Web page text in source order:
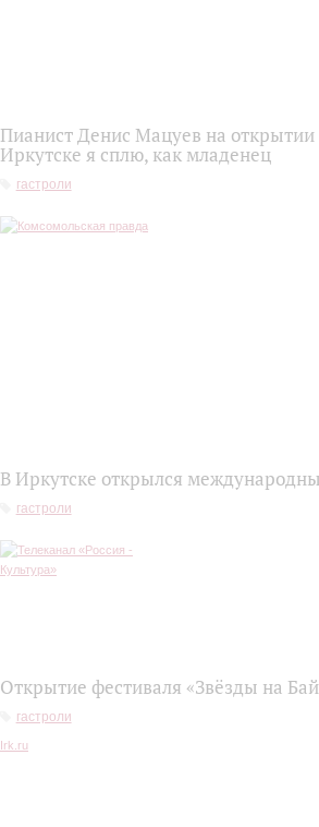
Пианист Денис Мацуев на открытии
Иркутске я сплю, как младенец
гастроли
В Иркутске открылся
гастроли
Открытие фестиваля «Звёзды на
гастроли
Irk.ru